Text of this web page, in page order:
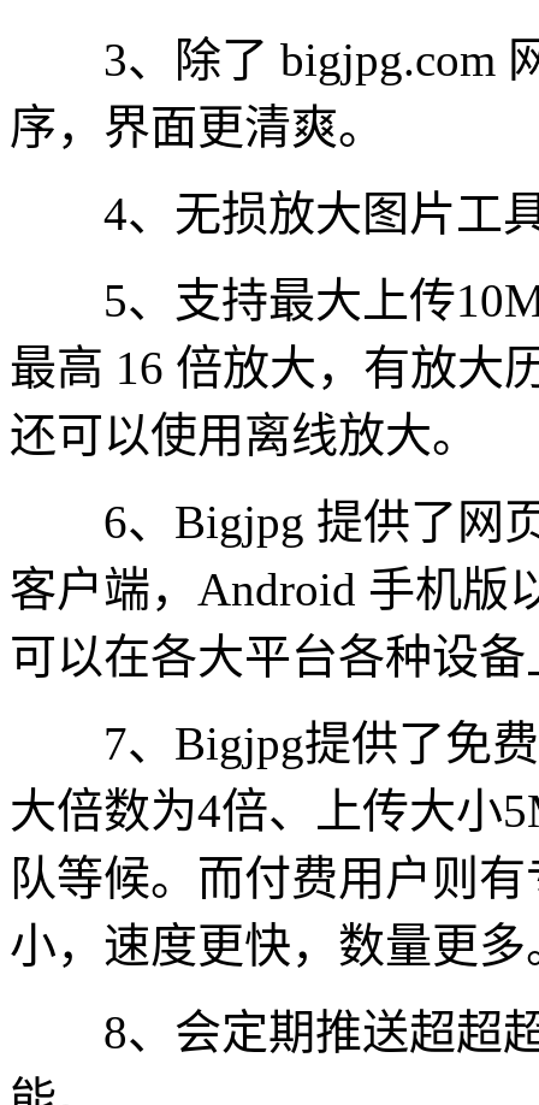
3、除了 bigjpg.com
序，界面更清爽。
4、无损放大图片工具
5、支持最大上传10M
最高 16 倍放大，有放大
还可以使用离线放大。
6、Bigjpg 提供了网页
客户端，Android 手机版
可以在各大平台各种设
7、Bigjpg提供了免费
大倍数为4倍、上传大小
队等候。而付费用户则
小，速度更快，数量更多
8、会定期推送超超超